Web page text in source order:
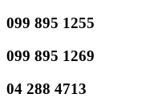
099 895 1255
099 895 1269
04 288 4713